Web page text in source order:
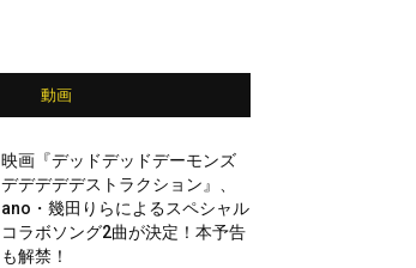
動画
映画『デッドデッドデーモンズ
デデデデデストラクション』、
ano・幾田りらによるスペシャル
コラボソング2曲が決定！本予告
も解禁！